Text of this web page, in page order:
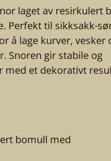
laget av resirkulert
Perfekt til sikksakk-
å lage kurver, vesker
Snoren gir stabile og
et dekorativt
bomull med